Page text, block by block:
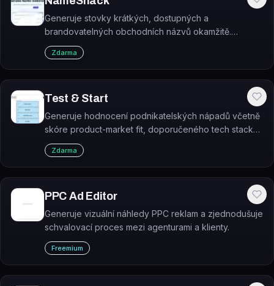
Generuje stovky krátkých, dostupných a
brandovatelných obchodních názvů okamžitě.
NameSnack je bezplatný AI generátor jmen pro firmy
a startupy.
Zdarma
Test & Start
Generuje hodnocení podnikatelských nápadů včetně
skóre product-market fit, doporučeného tech stacku
pro MVP a návrhů názvu startupu.
Zdarma
PPC Ad Editor
Generuje vizuální náhledy PPC reklam a zjednodušuje
schvalovací proces mezi agenturami a klienty.
Freemium